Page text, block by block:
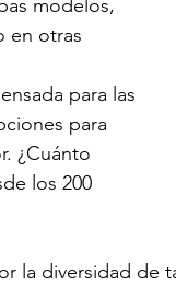
modelos,
en otras
para las
para
¿Cuánto
los 200
la diversidad de